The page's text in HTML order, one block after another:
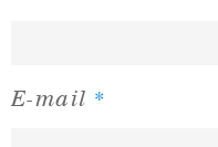
E-mail *